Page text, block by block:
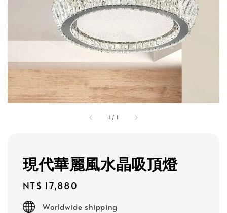
1 / 1
現代華麗風水晶吸頂燈
Regular
price
NT$ 17,880
Worldwide shipping